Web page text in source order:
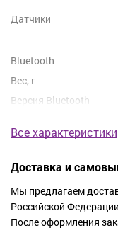
Внедренные
Внушительная
вашем
видео без
Впечатляющая
фотографии и
изготовления и
телефон
проблем с его
Датчики
Bluetooth
Вес, г
Версия Bluetooth
Все характеристики
Доставка и
Мы предлагаем
Российской
После оформления